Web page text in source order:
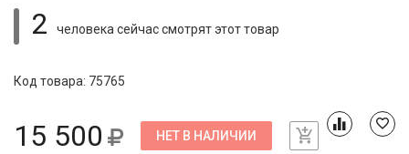
2 человека сейчас смотрятэтот товар
Код товара: 75765
15 500 НЕТ В НАЛИЧИИ